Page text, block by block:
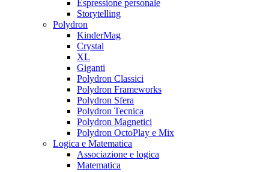
Espressione personale
Storytelling
Polydron
KinderMag
Crystal
XL
Giganti
Polydron Classici
Polydron Frameworks
Polydron Sfera
Polydron Tecnica
Polydron Magnetici
Polydron OctoPlay e Mix
Logica e Matematica
Associazione e logica
Matematica